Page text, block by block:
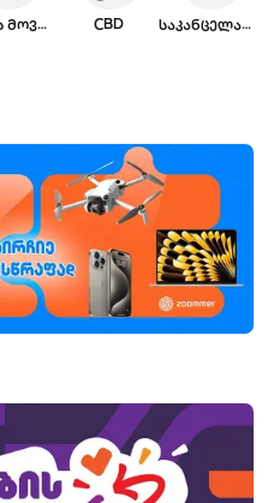
თავის მოვლა CBD საკანცელარიო